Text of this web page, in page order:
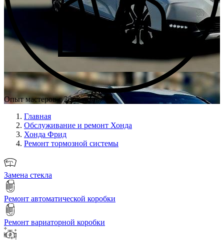
Опыт мастеров с 2008 г.
Главная
Обслуживание и ремонт Хонда
Хонда Фрид
Ремонт тормозной системы
Замена стекла
Ремонт автоматической коробки
Ремонт вариаторной коробки